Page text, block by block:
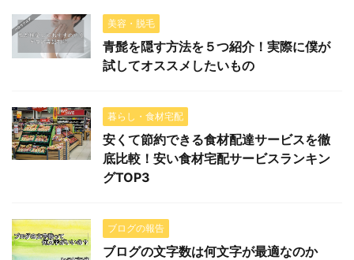
美容・脱毛
青髭を隠す方法を５つ紹介！実際に僕が
試してオススメしたいもの
暮らし・食材宅配
安くて節約できる食材配達サービスを徹
底比較！安い食材宅配サービスランキン
グTOP3
ブログの報告
ブログの文字数は何文字が最適なのか